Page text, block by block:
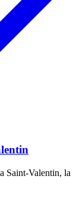
Saint-Valentin, la